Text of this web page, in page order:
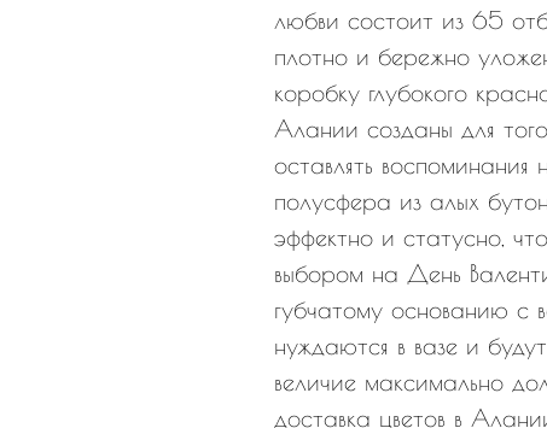
любви состоит из 65
плотно и бережно
коробку глубокого
Алании созданы для
оставлять
полусфера из алых
эффектно и статусно,
выбором на День
губчатому основанию с
нуждаются в вазе и
величие максимально
доставка цветов в